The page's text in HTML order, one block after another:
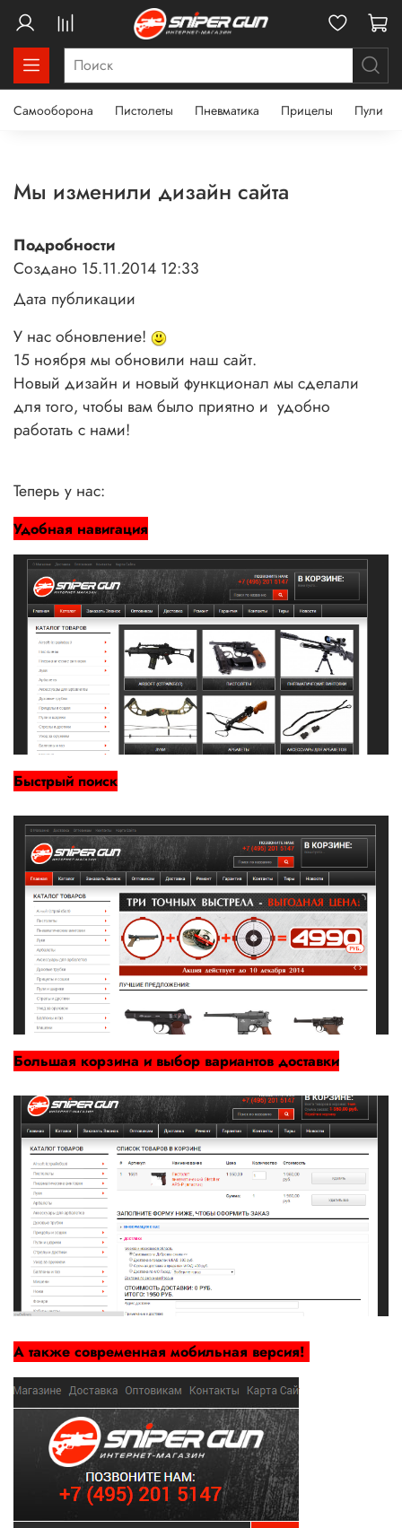
Самооборона Пистолеты Пневматика Прицелы Пули
Мы изменили дизайн сайта
Подробности
Создано 15.11.2014 12:33
Дата публикации
У нас обновление!
15 ноября мы обновили наш сайт.
Новый дизайн и новый функционал мы сделали
для того, чтобы вам было приятно и удобно
работать с нами!
Теперь у нас:
Удобная навигация
Быстрый поиск
Большая корзина и выбор вариантов доставки
А также современная мобильная версия!